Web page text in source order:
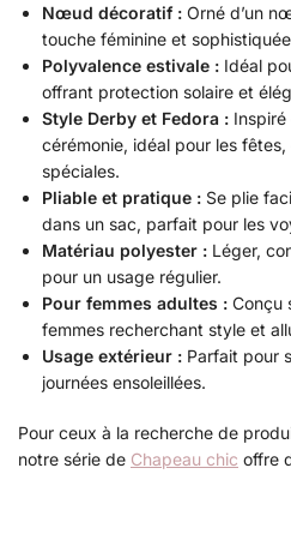
Nœud décoratif : Orné d’un
touche féminine et
Polyvalence estivale : Idéal
offrant protection solaire et
Style Derby et Fedora :
cérémonie, idéal pour les
spéciales.
Pliable et pratique : Se plie
dans un sac, parfait pour les
Matériau polyester : Léger,
pour un usage régulier.
Pour femmes adultes : Conçu
femmes recherchant style et
Usage extérieur : Parfait pour
journées ensoleillées.
Pour ceux à la recherche de
notre série de Chapeau chic offre